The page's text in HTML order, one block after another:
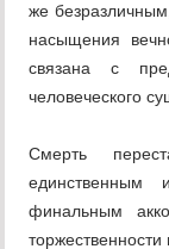
же
насыщения
связана с
человеческого
Смерть
финальным
торжественности